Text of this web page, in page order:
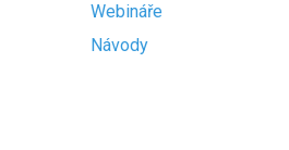
Webináře
Návody